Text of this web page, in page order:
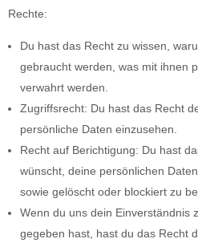
Rechte:
Du hast das Recht zu wissen,
gebraucht werden, was mit ihnen
verwahrt werden.
Zugriffsrecht: Du hast das Recht
persönliche Daten einzusehen.
Recht auf Berichtigung: Du hast
wünscht, deine persönlichen
sowie gelöscht oder blockiert zu
Wenn du uns dein Einverständnis
gegeben hast, hast du das Recht